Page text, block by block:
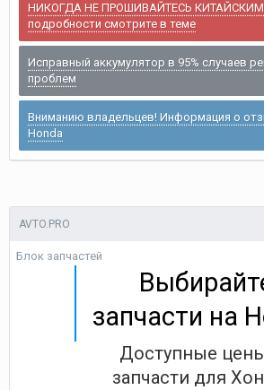
НИКОГДА НЕ ПРОШИВАЙТЕСЬ
подробности смотрите в теме
Исправный аккумулятор в 95% случаев
проблем
Вниманию владельцев! Информация о
Honda
AVTO.PRO
Блок запчастей
запчасти на
Доступные
запчасти для